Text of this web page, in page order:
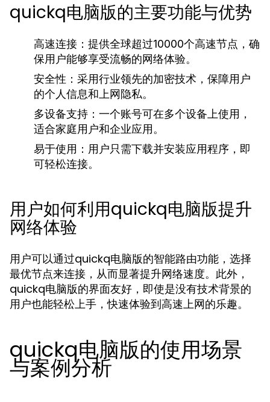
quickq电脑版的主要功能与优势
高速连接： 提供全球超过10000个高速节点，确
保用户能够享受流畅的网络体验。
安全性： 采用行业领先的加密技术，保障用户
的个人信息和上网隐私。
多设备支持： 一个账号可在多个设备上使用，
适合家庭用户和企业应用。
易于使用： 用户只需下载并安装应用程序，即
可轻松连接。
用户如何利用quickq电脑版提升
网络体验
用户可以通过quickq电脑版的智能路由功能，选择
最优节点来连接，从而显著提升网络速度。此外，
quickq电脑版的界面友好，即使是没有技术背景的
用户也能轻松上手，快速体验到高速上网的乐趣。
quickq电脑版的使用场景
与案例分析